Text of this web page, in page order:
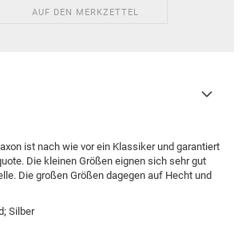
AUF DEN MERKZETTEL
ist nach wie vor ein Klassiker und garantiert
Die kleinen Größen eignen sich sehr gut
Die großen Größen dagegen auf Hecht und
Silber